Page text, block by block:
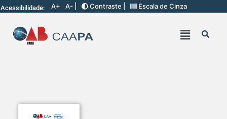
Acessibilidade: A+ A- | Contraste | Escala de Cinza